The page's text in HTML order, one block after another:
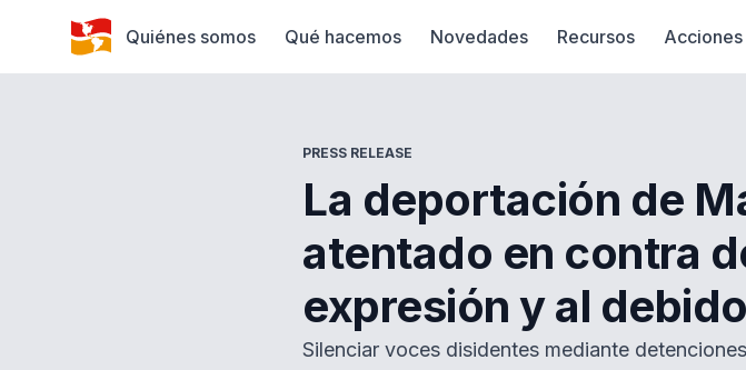
Quiénes somos Qué hacemos Novedades Recursos Acciones
PRESS RELEASE
La deportación de
atentado en contra
expresión y al
Silenciar voces disidentes mediante